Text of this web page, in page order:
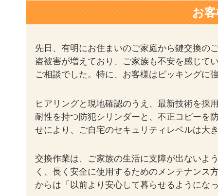
お
先日、有明にお住まいのご家庭から鍵交換の
盗被害が増えており、ご家族も不安を感じて
ご相談でした。特に、お客様はピッキングに
ヒアリングと現地確認のうえ、最新技術を採
耐性を持つ防犯シリンダーと、不正コピーを
せにより、ご自宅のセキュリティレベルは大
交換作業は、ご家族の生活に支障が出ないよ
く、長く安全に使用するためのメンテナンス
からは「以前より安心して暮らせるようにな